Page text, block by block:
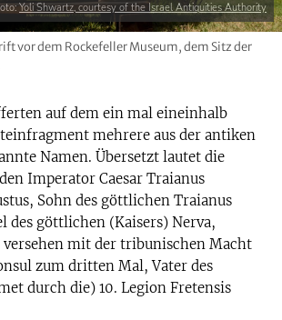
Yoli Shwartz, courtesy of the Israel Antiquities Authority
vor dem Rockefeller Museum, dem Sitz der
auf dem ein mal eineinhalb
mehrere aus der antiken
Namen. Übersetzt lautet die
Imperator Caesar Traianus
Sohn des göttlichen Traianus
des göttlichen (Kaisers) Nerva,
mit der tribunischen Macht
zum dritten Mal, Vater des
durch die) 10. Legion Fretensis